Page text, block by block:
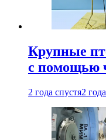
Крупные
с помощью
2 года спустя2